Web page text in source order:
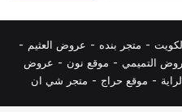
- متجر بنده - عروض العثيم -
التميمي - موقع نون - عروض
- موقع حراج - متجر شي ان